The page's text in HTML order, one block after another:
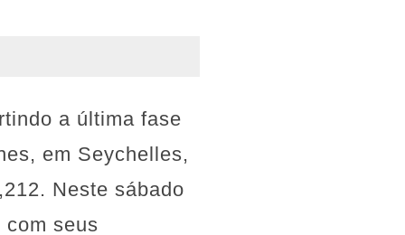
a última fase
em Seychelles,
Neste sábado
seus